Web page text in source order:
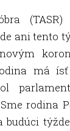
ani tento
má
rodina
budúci